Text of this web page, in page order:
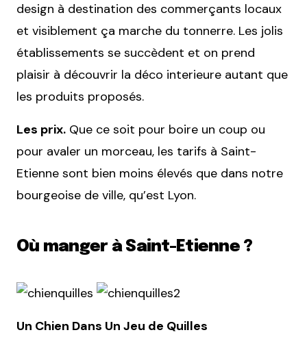
design à destination des commerçants locaux
et visiblement ça marche du tonnerre. Les jolis
établissements se succèdent et on prend
plaisir à découvrir la déco interieure autant que
les produits proposés.
Les prix. Que ce soit pour boire un coup ou
pour avaler un morceau, les tarifs à Saint-
Etienne sont bien moins élevés que dans notre
bourgeoise de ville, qu’est Lyon.
Où manger à Saint-Etienne ?
Un Chien Dans Un Jeu de Quilles